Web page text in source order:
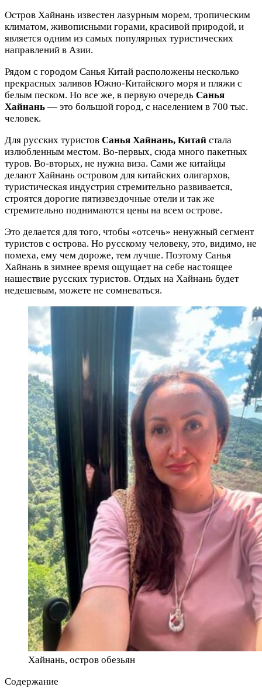
Остров Хайнань известен лазурным морем, тропическим
климатом, живописными горами, красивой природой, и
является одним из самых популярных туристических
направлений в Азии.
Рядом с городом Санья Китай расположены несколько
прекрасных заливов Южно-Китайского моря и пляжи с
белым песком. Но все же, в первую очередь Санья
Хайнань — это большой город, с населением в 700 тыс.
человек.
Для русских туристов Санья Хайнань, Китай стала
излюбленным местом. Во-первых, сюда много пакетных
туров. Во-вторых, не нужна виза. Сами же китайцы
делают Хайнань островом для китайских олигархов,
туристическая индустрия стремительно развивается,
строятся дорогие пятизвездочные отели и так же
стремительно поднимаются цены на всем острове.
Это делается для того, чтобы «отсечь» ненужный сегмент
туристов с острова. Но русскому человеку, это, видимо, не
помеха, ему чем дороже, тем лучше. Поэтому Санья
Хайнань в зимнее время ощущает на себе настоящее
нашествие русских туристов. Отдых на Хайнань будет
недешевым, можете не сомневаться.
Хайнань, остров обезьян
Содержание